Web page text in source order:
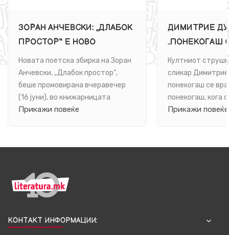
ЗОРАН АНЧЕВСКИ: „ДЛАБОК
ПРОСТОР“ Е НОВО
ПОЕТСКО ПАТУВАЊЕ ВО
БЕСКОНЕЧНОСТА НА
ЈАЗИКОТ И НА БИТИЕТО
Новата поетска збирка на Зоран
Анчевски, „Длабок простор“,
беше промовирана вчеравечер
(16 јуни), во книжарницата
„Литература.мк“ во ...
Прикажи повеќе
ДИМИТРИЕ
„ПОНЕКОГАШ
Е РОМАН ЗА
Култниот
сликар
понекогаш се
понекогаш, кога
книга. Се врати
Прикажи повеќе
КОНТАКТ ИНФОРМАЦИИ: